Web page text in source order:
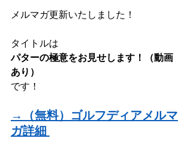
メルマガ更新いたしました！
タイトルは
パターの極意をお見せします！（動画
あり）
です！
→（無料）ゴルフディアメルマ
ガ詳細